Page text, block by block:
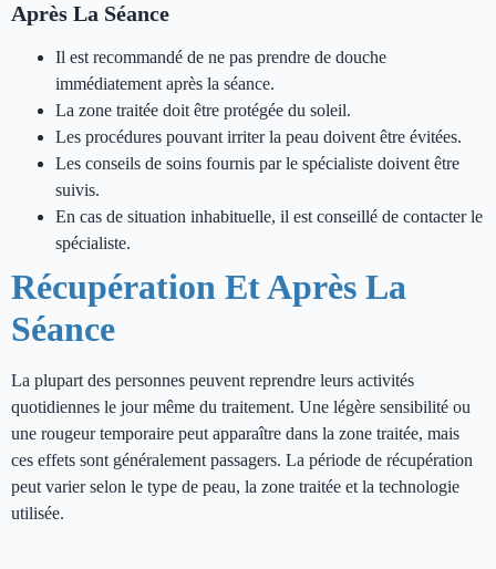
Après La Séance
Il est recommandé de ne pas prendre de douche
immédiatement après la séance.
La zone traitée doit être protégée du soleil.
Les procédures pouvant irriter la peau doivent être évitées.
Les conseils de soins fournis par le spécialiste doivent être
suivis.
En cas de situation inhabituelle, il est conseillé de contacter le
spécialiste.
Récupération Et Après La
Séance
La plupart des personnes peuvent reprendre leurs activités
quotidiennes le jour même du traitement. Une légère sensibilité ou
une rougeur temporaire peut apparaître dans la zone traitée, mais
ces effets sont généralement passagers. La période de récupération
peut varier selon le type de peau, la zone traitée et la technologie
utilisée.